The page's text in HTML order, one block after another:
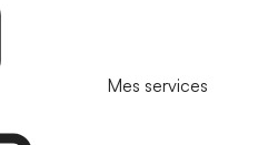
Mes services